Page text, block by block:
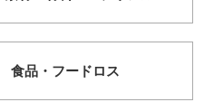
食品・ フードロス